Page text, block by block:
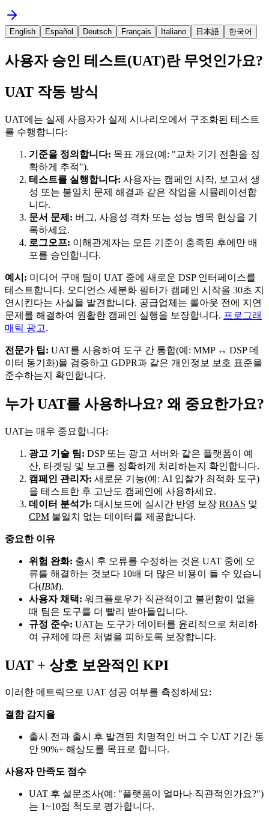
English Español Deutsch Français Italiano 日本語 한국어
사용자 승인 테스트(UAT)란 무엇인가요?
UAT 작동 방식
UAT에는 실제 사용자가 실제 시나리오에서 구조화된 테스트
를 수행합니다:
기준을 정의합니다: 목표 개요(예: "교차 기기 전환을 정
확하게 추적").
테스트를 실행합니다: 사용자는 캠페인 시작, 보고서 생
성 또는 불일치 문제 해결과 같은 작업을 시뮬레이션합
니다.
문서 문제: 버그, 사용성 격차 또는 성능 병목 현상을 기
록하세요.
로그오프: 이해관계자는 모든 기준이 충족된 후에만 배
포를 승인합니다.
예시: 미디어 구매 팀이 UAT 중에 새로운 DSP 인터페이스를
테스트합니다. 오디언스 세분화 필터가 캠페인 시작을 30초 지
연시킨다는 사실을 발견합니다. 공급업체는 롤아웃 전에 지연
문제를 해결하여 원활한 캠페인 실행을 보장합니다. 프로그래
매틱 광고.
전문가 팁: UAT를 사용하여 도구 간 통합(예: MMP ↔ DSP 데
이터 동기화)을 검증하고 GDPR과 같은 개인정보 보호 표준을
준수하는지 확인합니다.
누가 UAT를 사용하나요? 왜 중요한가요?
UAT는 매우 중요합니다:
광고 기술 팀: DSP 또는 광고 서버와 같은 플랫폼이 예
산, 타겟팅 및 보고를 정확하게 처리하는지 확인합니다.
캠페인 관리자: 새로운 기능(예: AI 입찰가 최적화 도구)
을 테스트한 후 고난도 캠페인에 사용하세요.
데이터 분석가: 대시보드에 실시간 반영 보장 ROAS 및
CPM 불일치 없는 데이터를 제공합니다.
중요한 이유
위험 완화: 출시 후 오류를 수정하는 것은 UAT 중에 오
류를 해결하는 것보다 10배 더 많은 비용이 들 수 있습니
다(IBM).
사용자 채택: 워크플로우가 직관적이고 불편함이 없을
때 팀은 도구를 더 빨리 받아들입니다.
규정 준수: UAT는 도구가 데이터를 윤리적으로 처리하
여 규제에 따른 처벌을 피하도록 보장합니다.
UAT + 상호 보완적인 KPI
이러한 메트릭으로 UAT 성공 여부를 측정하세요:
결함 감지율
출시 전과 출시 후 발견된 치명적인 버그 수 UAT 기간 동
안 90%+ 해상도를 목표로 합니다.
사용자 만족도 점수
UAT 후 설문조사(예: "플랫폼이 얼마나 직관적인가요?")
는 1~10점 척도로 평가합니다.